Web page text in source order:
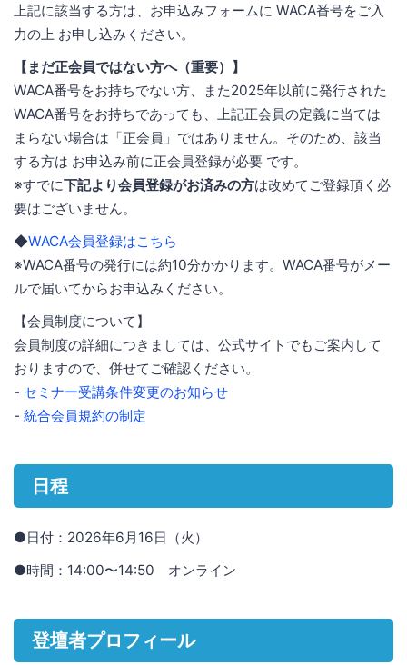
上記に該当する方は、お申込みフォームに WACA番号をご入
力の上 お申し込みください。
【まだ正会員ではない方へ（重要）】
WACA番号をお持ちでない方、また2025年以前に発行された
WACA番号をお持ちであっても、上記正会員の定義に当ては
まらない場合は「正会員」ではありません。そのため、該当
する方は お申込み前に正会員登録が必要 です。
※すでに下記より会員登録がお済みの方は改めてご登録頂く必
要はございません。
◆WACA会員登録はこちら
※WACA番号の発行には約10分かかります。WACA番号がメー
ルで届いてからお申込みください。
【会員制度について】
会員制度の詳細につきましては、公式サイトでもご案内して
おりますので、併せてご確認ください。
- セミナー受講条件変更のお知らせ
- 統合会員規約の制定
日程
●日付：2026年6月16日（火）
●時間：14:00〜14:50 オンライン
登壇者プロフィール